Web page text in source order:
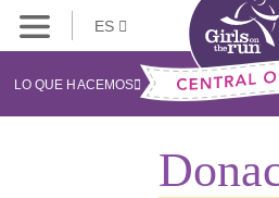
ES
LO QUE HACEMOS